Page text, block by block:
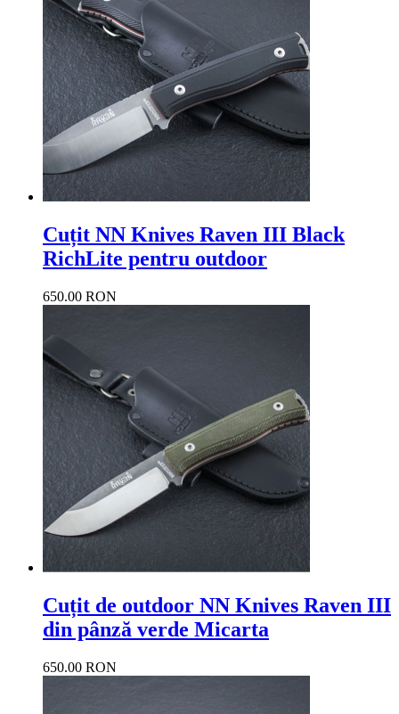
Cuțit NN Knives Raven III Black
RichLite pentru outdoor
650.00 RON
Cuțit de outdoor NN Knives Raven III
din pânză verde Micarta
650.00 RON